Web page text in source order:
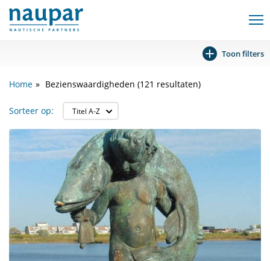
Toon filters
Home Bezienswaardigheden (121 resultaten)
Sorteer op: